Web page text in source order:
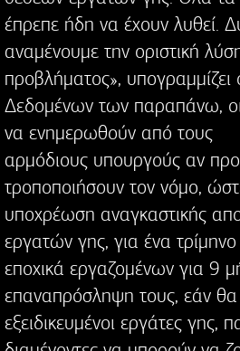
έπρεπε ήδη να έχουν λυθεί.
αναμένουμε την οριστική
προβλήματος»,
Δεδομένων των παραπάνω,
να ενημερωθούν από τους
αρμόδιους υπουργούς αν
τροποποιήσουν τον νόμο,
υποχρέωση αναγκαστικής
εργατών γης, για ένα
εποχικά εργαζομένων για 9
επαναπρόσληψη τους, εάν θα
εξειδικευμένοι εργάτες γης,